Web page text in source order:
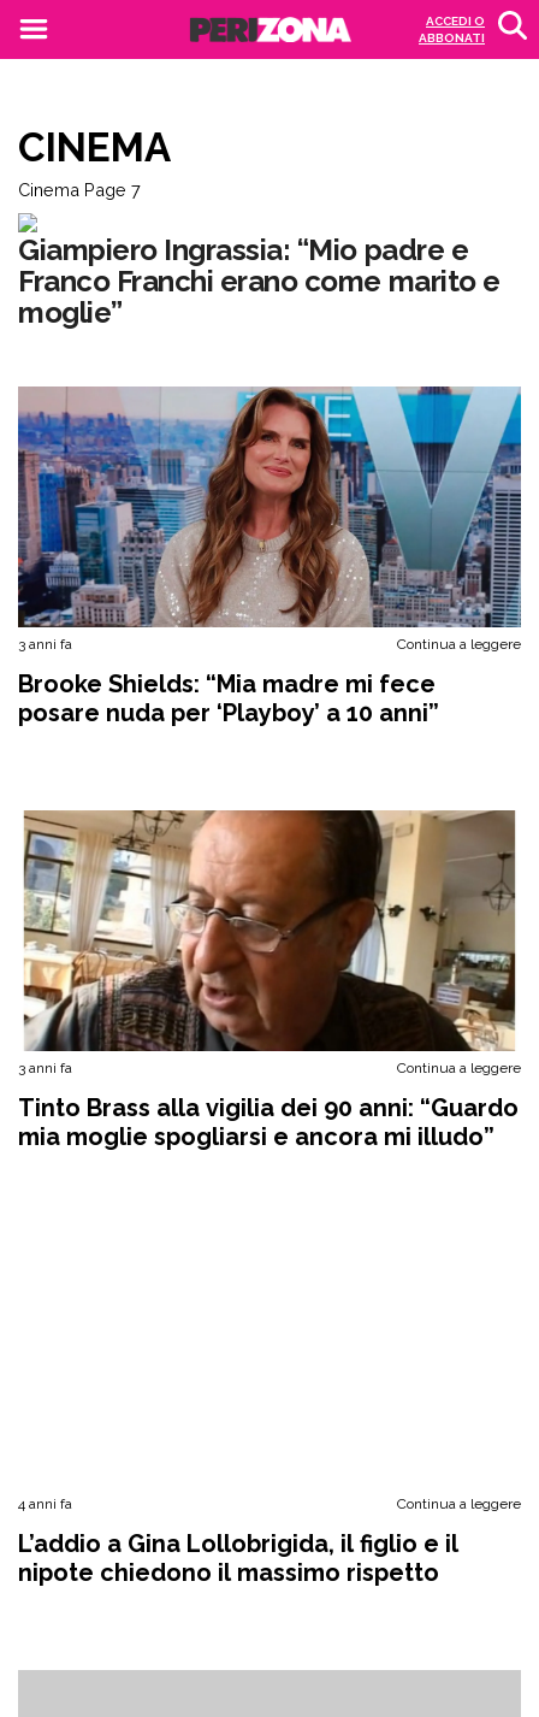
ACCEDI O
ABBONATI
CINEMA
Cinema Page 7
Giampiero Ingrassia: “Mio padre e
Franco Franchi erano come marito e
moglie”
3 anni fa Continua a leggere
Brooke Shields: “Mia madre mi fece
posare nuda per ‘Playboy’ a 10 anni”
3 anni fa Continua a leggere
Tinto Brass alla vigilia dei 90 anni: “Guardo
mia moglie spogliarsi e ancora mi illudo”
4 anni fa Continua a leggere
L’addio a Gina Lollobrigida, il figlio e il
nipote chiedono il massimo rispetto